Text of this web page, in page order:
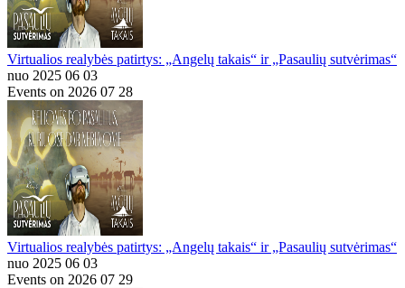
Virtualios realybės patirtys: „Angelų takais“ ir „Pasaulių sutvėrimas“
nuo 2025 06 03
Events on 2026 07 28
Virtualios realybės patirtys: „Angelų takais“ ir „Pasaulių sutvėrimas“
nuo 2025 06 03
Events on 2026 07 29